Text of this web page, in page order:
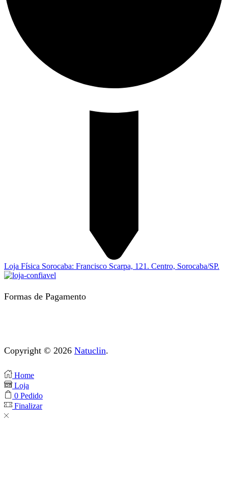
Loja Física Sorocaba: Francisco Scarpa, 121. Centro, Sorocaba/SP.
Formas de Pagamento
Copyright © 2026 Natuclin.
Home
Loja
0 Pedido
Finalizar